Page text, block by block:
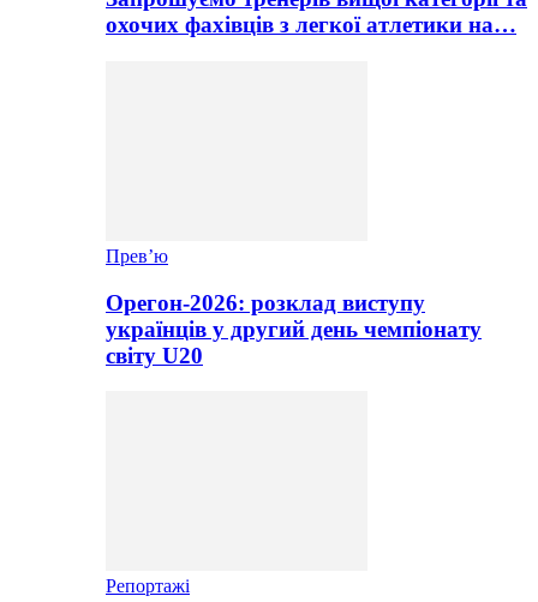
охочих фахівців з легкої атлетики на…
Прев’ю
Орегон-2026: розклад виступу
українців у другий день чемпіонату
світу U20
Репортажі